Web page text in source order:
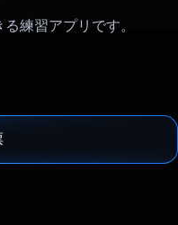
練習アプリです。